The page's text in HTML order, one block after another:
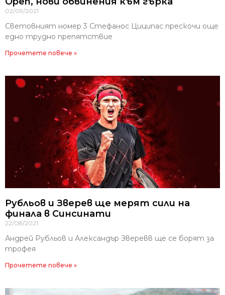
02/09/2021
Световният номер 3 Стефанос Циципас прескочи още
едно трудно препятствие
Прочетете повече »
Рубльов и Зверев ще мерят сили на
финала в Синсинати
22/08/2021
Андрей Рубльов и Александър Зверевв ще се борят за
трофея
Прочетете повече »